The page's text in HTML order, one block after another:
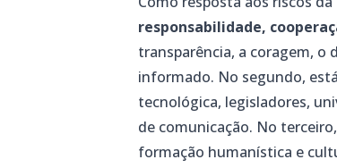
responsabilidade,
transparência, a coragem, o
informado. No segundo,
tecnológica, legisladores,
de comunicação. No
formação humanística e